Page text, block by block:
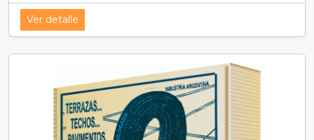
Ver detalle